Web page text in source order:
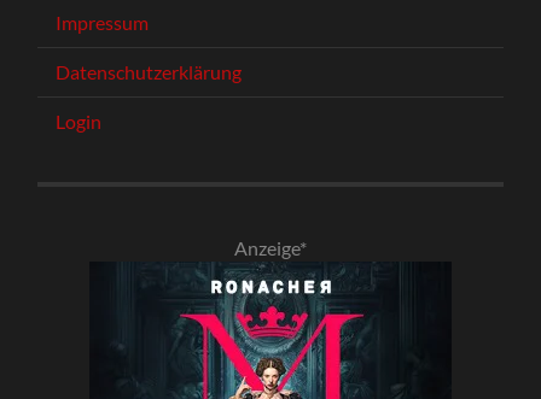
Impressum
Datenschutzerklärung
Login
Anzeige*